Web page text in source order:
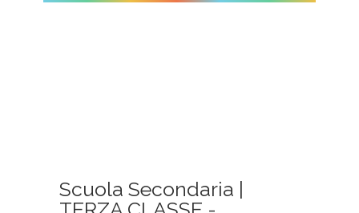
Scuola Secondaria |